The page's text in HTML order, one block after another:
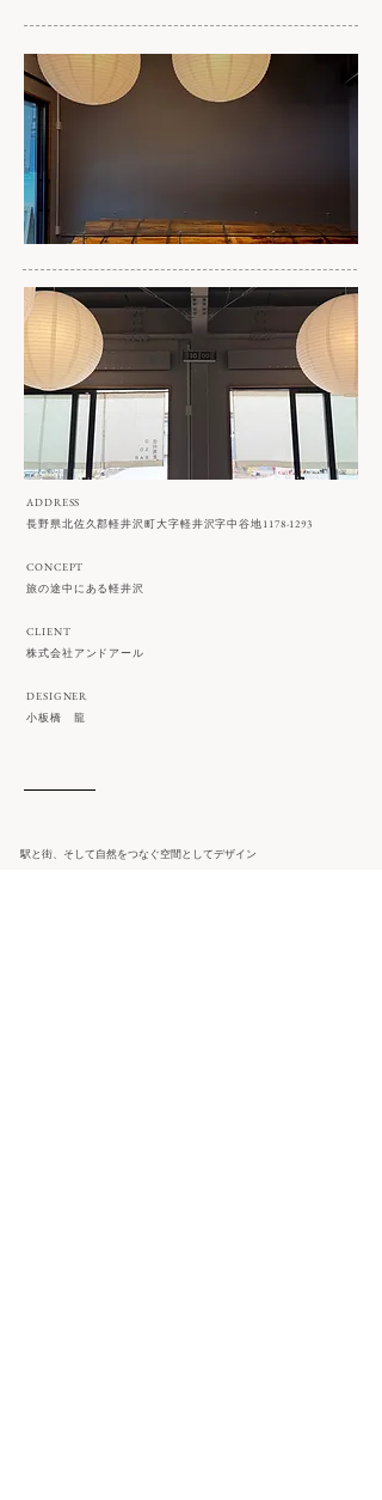
ADDRESS
長野県北佐久郡軽井沢町大字軽井沢字中谷地1178-1293
CONCEPT
旅の途中にある軽井沢
CLIENT
株式会社アンドアール
DESIGNER
小板橋 龍
駅と街、そして自然をつなぐ空間としてデザイン